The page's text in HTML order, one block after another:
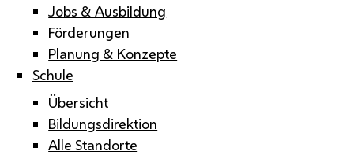
Jobs & Ausbildung
Förderungen
Planung & Konzepte
Schule
Übersicht
Bildungsdirektion
Alle Standorte